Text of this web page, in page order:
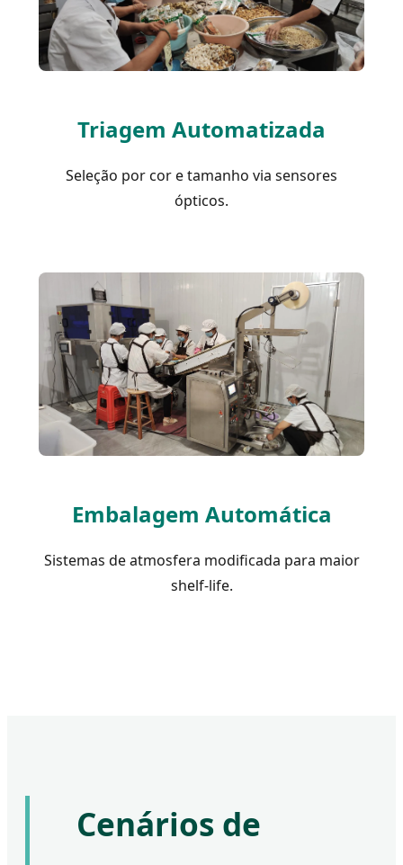
Triagem Automatizada
Seleção por cor e tamanho via sensores
ópticos.
Embalagem Automática
Sistemas de atmosfera modificada para maior
shelf-life.
Cenários de